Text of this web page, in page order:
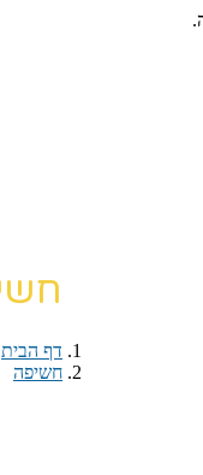
דף הבית
חשיפה